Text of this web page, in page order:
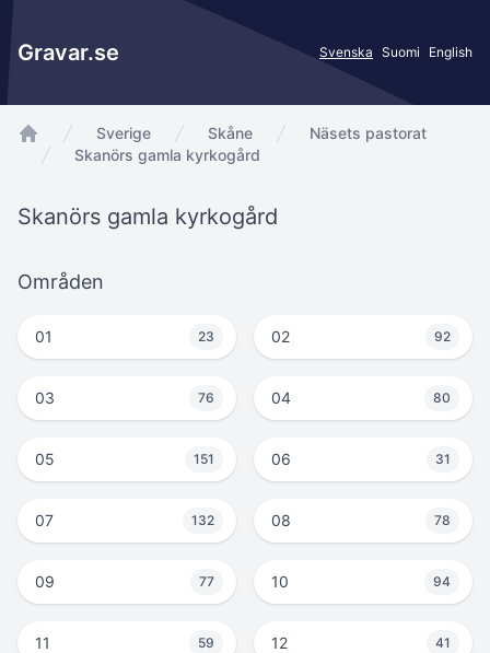
Gravar.se Svenska Suomi English
app.Start
Sverige Skåne
Näsets pastorat
Skanörs gamla kyrkogård
Skanörs gamla kyrkogård
Områden
01 23 02 92
03 76 04 80
05 151 06 31
07 132 08 78
09 77 10 94
11 59 12 41